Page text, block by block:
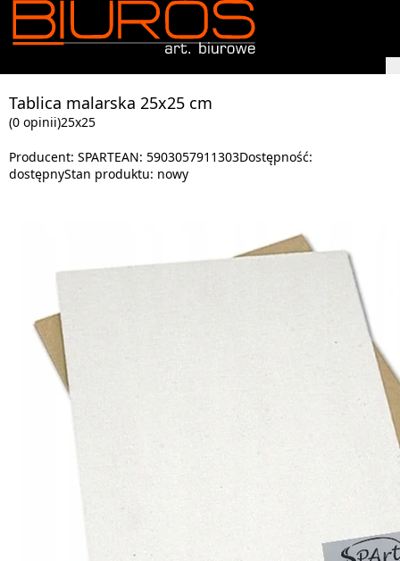
Tablica malarska 25x25 cm
(0 opinii)25x25
Producent: SPARTEAN: 5903057911303Dostępność:
dostępnyStan produktu: nowy